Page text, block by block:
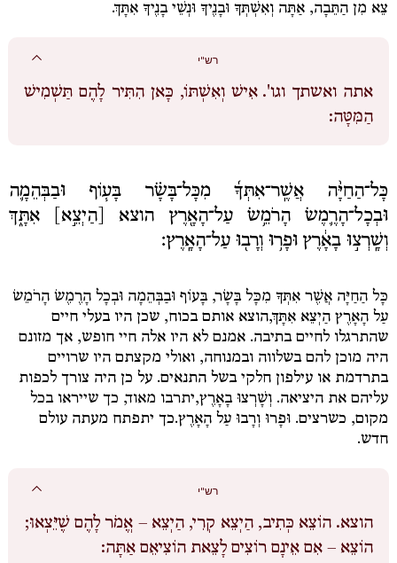
צֵא מִן הַתֵּבָה, אַתָּה וְאִשְׁתְּךָ וּבָנֶיךָ וּנְשֵׁי בָנֶיךָ אִתָּךְ.
רש"י
אתה ואשתך וגו'. אִישׁ וְאִשְׁתּוֹ, כָּאן הִתִּיר לָהֶם תַּשְׁמִישׁ
הַמִּטָּה:
כָּל־הַחַיָּ֨ה אֲשֶֽׁר־אִתְּךָ֜ מִכָּל־בָּשָׂ֗ר בָּע֧וֹף וּבַבְּהֵמָ֛ה
וּבְכָל־הָרֶ֛מֶשׂ הָרֹמֵ֥שׂ עַל־הָאָ֖רֶץ הוצא [הַיְצֵ֣א] אִתָּ֑ךְ
וְשָֽׁרְצ֣וּ בָאָ֔רֶץ וּפָר֥וּ וְרָב֖וּ עַל־הָאָֽרֶץ׃
כָּל הַחַיָּה אֲשֶׁר אִתְּךָ מִכָּל בָּשָׂר, בָּעוֹף וּבַבְּהֵמָה וּבְכָל הָרֶמֶשׂ הָרֹמֵשׂ
עַל הָאָרֶץ הַיְצֵא אִתָּךְ,הוצא אותם בכוח, שכן היו בעלי חיים
שהתרגלו לחיים בתיבה. אמנם לא היו אלה חיי חופש, אך מזונם
היה מוכן להם בשלווה ובמנוחה, ואולי מקצתם היו שרויים
בתרדמת או עילפון חלקי בשל התנאים. על כן היה צורך לכפות
עליהם את היציאה. וְשָׁרְצוּ בָאָרֶץ,יתרבו מאוד, כך שייראו בכל
מקום, כשרצים. וּפָרוּ וְרָבוּ עַל הָאָרֶץ.כך יתפתח מעתה עולם
חדש.
רש"י
הוצא. הוֹצֵא כְּתִיב, הַיְצֵא קְרִי, הַיְצֵא – אֱמֹר לָהֶם שֶׁיֵּצְאוּ;
הוֹצֵא – אִם אֵינָם רוֹצִים לָצֵאת הוֹצִיאֵם אַתָּה: